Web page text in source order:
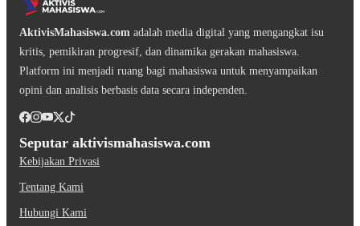
AktivisMahasiswa.com adalah media digital yang mengangkat isu
kritis, pemikiran progresif, dan dinamika gerakan mahasiswa.
Platform ini menjadi ruang bagi mahasiswa untuk menyampaikan
opini dan analisis berbasis data secara independen.
Seputar aktivismahasiswa.com
Kebijakan Privasi
Tentang Kami
Hubungi Kami